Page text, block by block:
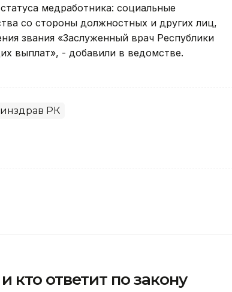
медработника: социальные
со стороны должностных и других лиц,
звания «Заслуженный врач Республики
выплат», - добавили в ведомстве.
РК
кто ответит по закону